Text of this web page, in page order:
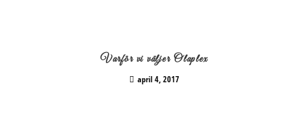
Varför vi väljer Olaplex
april 4, 2017